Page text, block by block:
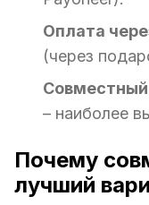
Оплата
(через
Совместный
– наиболее
Почему
лучший